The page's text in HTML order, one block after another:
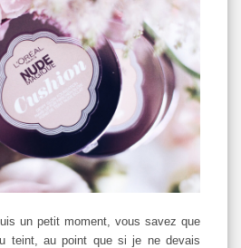
un petit moment, vous savez que
teint, au point que si je ne devais